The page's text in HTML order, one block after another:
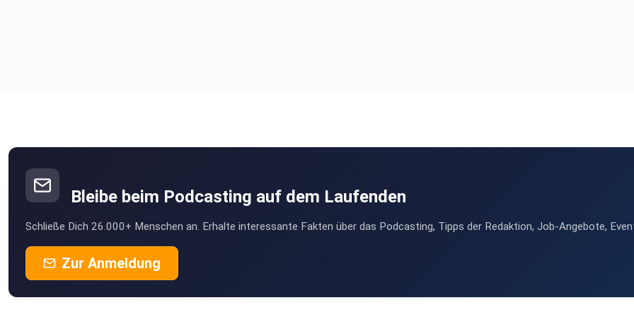
Plattform wirklich?
Containern, Neutralität, Automatisierung und die Realität eines
Cloud-Wechsels: Wochen statt Jahre.
27:00 – 30:00 · Tech-oder-Myth-Fakten
Bleibe beim Podcasting auf dem Laufenden
Schließe Dich 26.000+ Menschen an. Erhalte interessante Fakten über das Podcasting, Tipps der Redaktion, Job-Angebote,
Zur Anmeldung